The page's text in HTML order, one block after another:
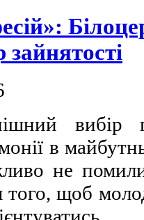
вибір
в
не
того, щоб